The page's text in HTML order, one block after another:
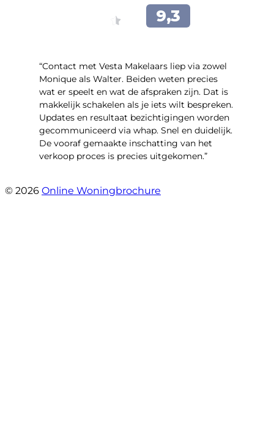
“Contact met Vesta Makelaars liep via zowel
Monique als Walter. Beiden weten precies
wat er speelt en wat de afspraken zijn. Dat is
makkelijk schakelen als je iets wilt bespreken.
Updates en resultaat bezichtigingen worden
gecommuniceerd via whap. Snel en duidelijk.
De vooraf gemaakte inschatting van het
verkoop proces is precies uitgekomen.”
© 2026 Online Woningbrochure